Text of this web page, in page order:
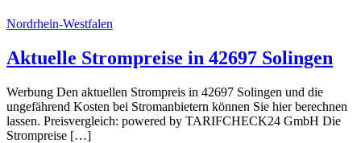
Nordrhein-Westfalen
Aktuelle Strompreise in 42697 Solingen
Werbung Den aktuellen Strompreis in 42697 Solingen und die
ungefährend Kosten bei Stromanbietern können Sie hier berechnen
lassen. Preisvergleich: powered by TARIFCHECK24 GmbH Die
Strompreise […]